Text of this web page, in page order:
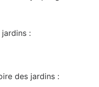
:
des jardins :